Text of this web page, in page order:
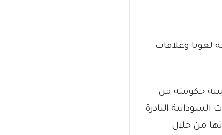
لغويا وعلاقات
حكومته من
السودانية النادرة
من خلال